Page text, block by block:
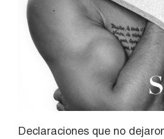
Declaraciones que no